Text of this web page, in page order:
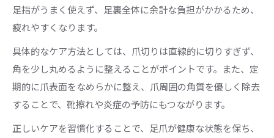
足指がうまく使えず、足裏全体に余計な負担がかかるため、
疲れやすくなります。
具体的なケア方法としては、爪切りは直線的に切りすぎず、
角を少し丸めるように整えることがポイントです。また、定
期的に爪表面をなめらかに整え、爪周囲の角質を優しく除去
することで、靴擦れや炎症の予防にもつながります。
正しいケアを習慣化することで、足爪が健康な状態を保ち、